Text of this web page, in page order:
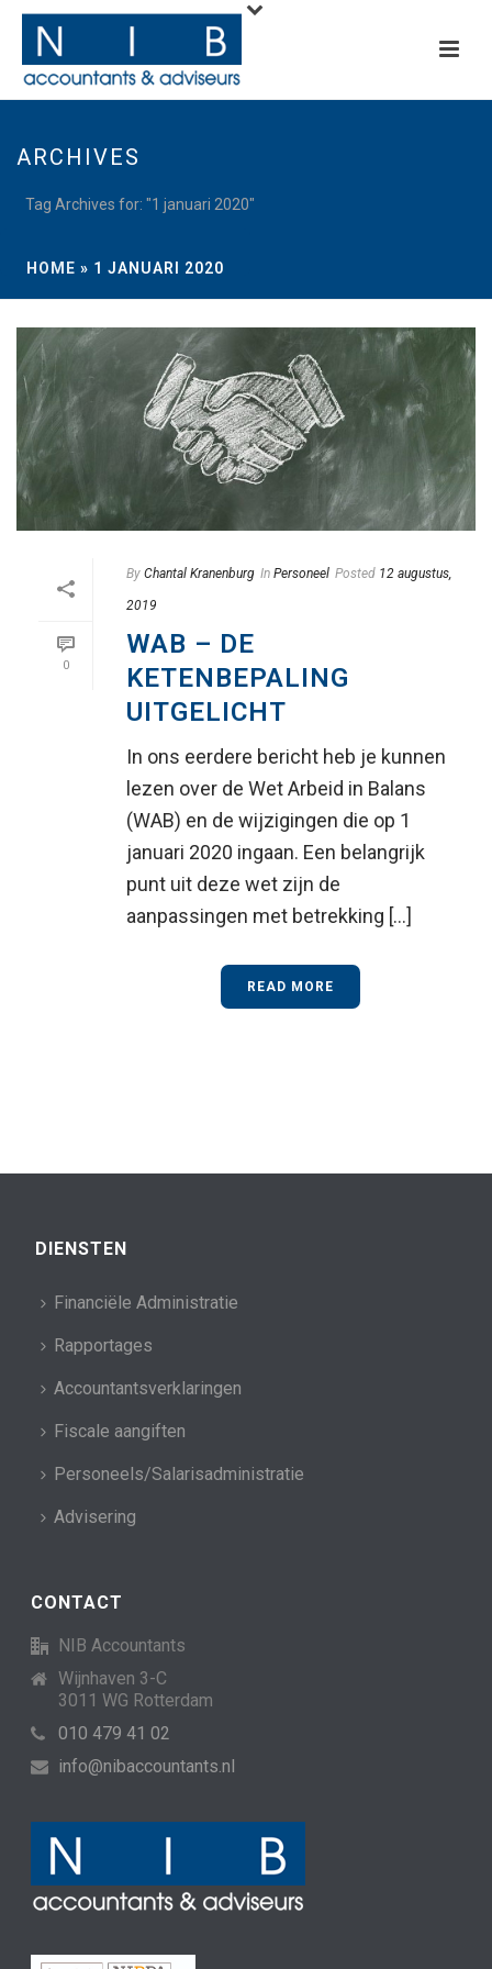
ARCHIVES
Tag Archives for: "1 januari 2020"
HOME » 1 JANUARI 2020
0
By Chantal Kranenburg In Personeel Posted 12 augustus,
2019
WAB – DE
KETENBEPALING
UITGELICHT
In ons eerdere bericht heb je kunnen
lezen over de Wet Arbeid in Balans
(WAB) en de wijzigingen die op 1
januari 2020 ingaan. Een belangrijk
punt uit deze wet zijn de
aanpassingen met betrekking [...]
READ MORE
DIENSTEN
Financiële Administratie
Rapportages
Accountantsverklaringen
Fiscale aangiften
Personeels/Salarisadministratie
Advisering
CONTACT
NIB Accountants
Wijnhaven 3-C
3011 WG Rotterdam
010 479 41 02
info@nibaccountants.nl